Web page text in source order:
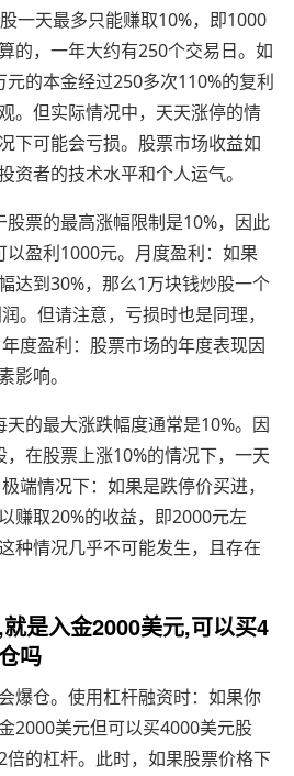
一天最多只能赚取10%，即1000
的，一年大约有250个交易日。如
的本金经过250多次110%的复利
。但实际情况中，天天涨停的情
下可能会亏损。股票市场收益如
资者的技术水平和个人运气。
票的最高涨幅限制是10%，因此
盈利1000元。月度盈利：如果
达到30%，那么1万块钱炒股一个
。但请注意，亏损时也是同理，
度盈利：股票市场的年度表现因
影响。
的最大涨跌幅度通常是10%。因
在股票上涨10%的情况下，一天
端情况下：如果是跌停价买进，
赚取20%的收益，即2000元左
种情况几乎不可能发生，且存在
是入金2000美元,可以买4
吗
爆仓。使用杠杆融资时：如果你
2000美元但可以买4000美元股
的杠杆。此时，如果股票价格下